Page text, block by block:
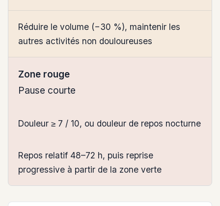
Réduire le volume (−30 %), maintenir les
autres activités non douloureuses
Zone rouge
Pause courte
Douleur ≥ 7 / 10, ou douleur de repos nocturne
Repos relatif 48–72 h, puis reprise
progressive à partir de la zone verte